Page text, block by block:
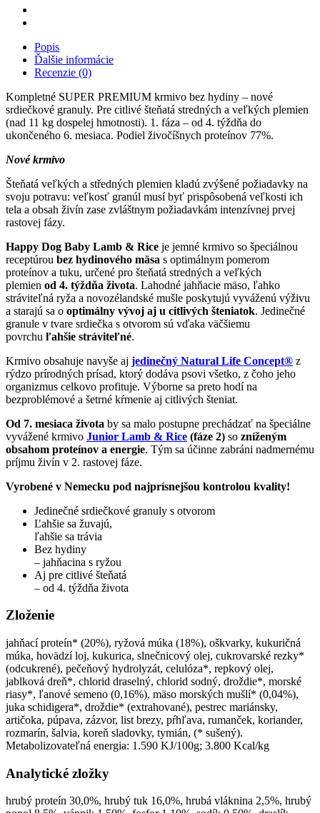
Popis
Ďalšie informácie
Recenzie (0)
Kompletné SUPER PREMIUM krmivo bez hydiny – nové
srdiečkové granuly. Pre citlivé šteňatá stredných a veľkých plemien
(nad 11 kg dospelej hmotnosti). 1. fáza – od 4. týždňa do
ukončeného 6. mesiaca. Podiel živočíšnych proteínov 77%.
Nové krmivo
Šteňatá veľkých a středných plemien kladú zvýšené požiadavky na
svoju potravu: veľkosť granúl musí byť prispôsobená veľkosti ich
tela a obsah živín zase zvláštnym požiadavkám intenzívnej prvej
rastovej fázy.
Happy Dog Baby Lamb & Rice je jemné krmivo so špeciálnou
receptúrou bez hydinového mäsa s optimálnym pomerom
proteínov a tuku, určené pro šteňatá stredných a veľkých
plemien od 4. týždňa života. Lahodné jahňacie mäso, ľahko
stráviteľná ryža a novozélandské mušle poskytujú vyváženú výživu
a starajú sa o optimálny vývoj aj u citlivých šteniatok. Jedinečné
granule v tvare srdiečka s otvorom sú vďaka väčšiemu
povrchu ľahšie stráviteľné.
Krmivo obsahuje navyše aj jedinečný Natural Life Concept® z
rýdzo prírodných prísad, ktorý dodáva psovi všetko, z čoho jeho
organizmus celkovo profituje. Výborne sa preto hodí na
bezproblémové a šetrné kŕmenie aj citlivých šteniat.
Od 7. mesiaca života by sa malo postupne prechádzať na špeciálne
vyvážené krmivo Junior Lamb & Rice (fáze 2) so zníženým
obsahom proteínov a energie. Tým sa účinne zabráni nadmernému
príjmu živín v 2. rastovej fáze.
Vyrobené v Nemecku pod najprísnejšou kontrolou kvality!
Jedinečné srdiečkové granuly s otvorom
Ľahšie sa žuvajú,
ľahšie sa trávia
Bez hydiny
– jahňacina s ryžou
Aj pre citlivé šteňatá
– od 4. týždňa života
Zloženie
jahňací proteín* (20%), ryžová múka (18%), oškvarky, kukuričná
múka, hovädzí loj, kukurica, slnečnicový olej, cukrovarské rezky*
(odcukrené), pečeňový hydrolyzát, celulóza*, repkový olej,
jablková dreň*, chlorid draselný, chlorid sodný, droždie*, morské
riasy*, ľanové semeno (0,16%), mäso morských mušlí* (0,04%),
juka schidigera*, droždie* (extrahované), pestrec mariánsky,
artičoka, púpava, zázvor, list brezy, pŕhľava, rumanček, koriander,
rozmarín, šalvia, koreň sladovky, tymián, (* sušený).
Metabolizovateľná energia: 1.590 KJ/100g; 3.800 Kcal/kg
Analytické zložky
hrubý proteín 30,0%, hrubý tuk 16,0%, hrubá vláknina 2,5%, hrubý